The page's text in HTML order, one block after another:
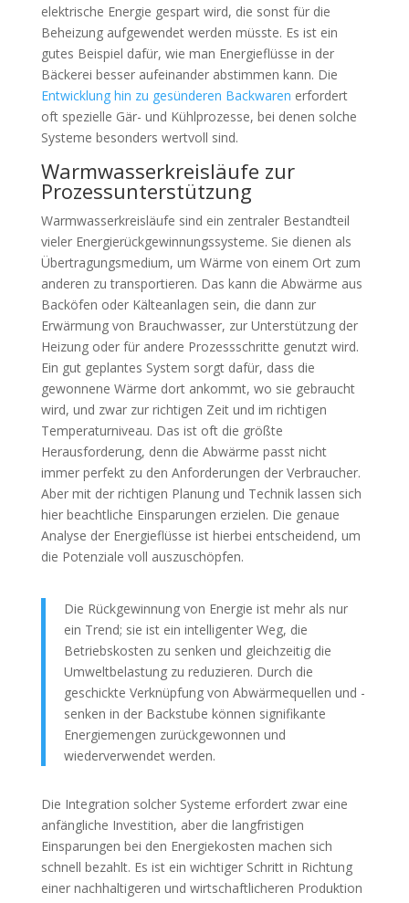
elektrische Energie gespart wird, die sonst für die
Beheizung aufgewendet werden müsste. Es ist ein
gutes Beispiel dafür, wie man Energieflüsse in der
Bäckerei besser aufeinander abstimmen kann. Die
Entwicklung hin zu gesünderen Backwaren erfordert
oft spezielle Gär- und Kühlprozesse, bei denen solche
Systeme besonders wertvoll sind.
Warmwasserkreisläufe zur
Prozessunterstützung
Warmwasserkreisläufe sind ein zentraler Bestandteil
vieler Energierückgewinnungssysteme. Sie dienen als
Übertragungsmedium, um Wärme von einem Ort zum
anderen zu transportieren. Das kann die Abwärme aus
Backöfen oder Kälteanlagen sein, die dann zur
Erwärmung von Brauchwasser, zur Unterstützung der
Heizung oder für andere Prozessschritte genutzt wird.
Ein gut geplantes System sorgt dafür, dass die
gewonnene Wärme dort ankommt, wo sie gebraucht
wird, und zwar zur richtigen Zeit und im richtigen
Temperaturniveau. Das ist oft die größte
Herausforderung, denn die Abwärme passt nicht
immer perfekt zu den Anforderungen der Verbraucher.
Aber mit der richtigen Planung und Technik lassen sich
hier beachtliche Einsparungen erzielen. Die genaue
Analyse der Energieflüsse ist hierbei entscheidend, um
die Potenziale voll auszuschöpfen.
Die Rückgewinnung von Energie ist mehr als nur
ein Trend; sie ist ein intelligenter Weg, die
Betriebskosten zu senken und gleichzeitig die
Umweltbelastung zu reduzieren. Durch die
geschickte Verknüpfung von Abwärmequellen und -
senken in der Backstube können signifikante
Energiemengen zurückgewonnen und
wiederverwendet werden.
Die Integration solcher Systeme erfordert zwar eine
anfängliche Investition, aber die langfristigen
Einsparungen bei den Energiekosten machen sich
schnell bezahlt. Es ist ein wichtiger Schritt in Richtung
einer nachhaltigeren und wirtschaftlicheren Produktion